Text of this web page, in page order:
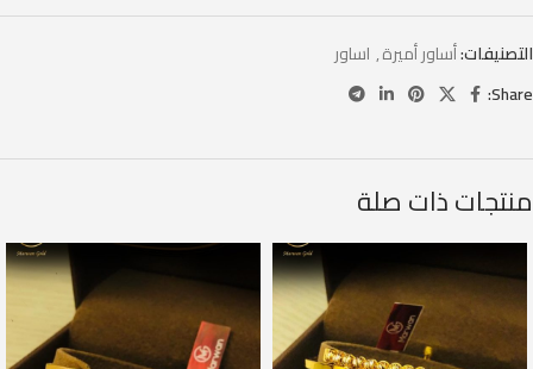
التصنيفات:أساور أميرة, اساور
Share:
منتجات ذات صلة